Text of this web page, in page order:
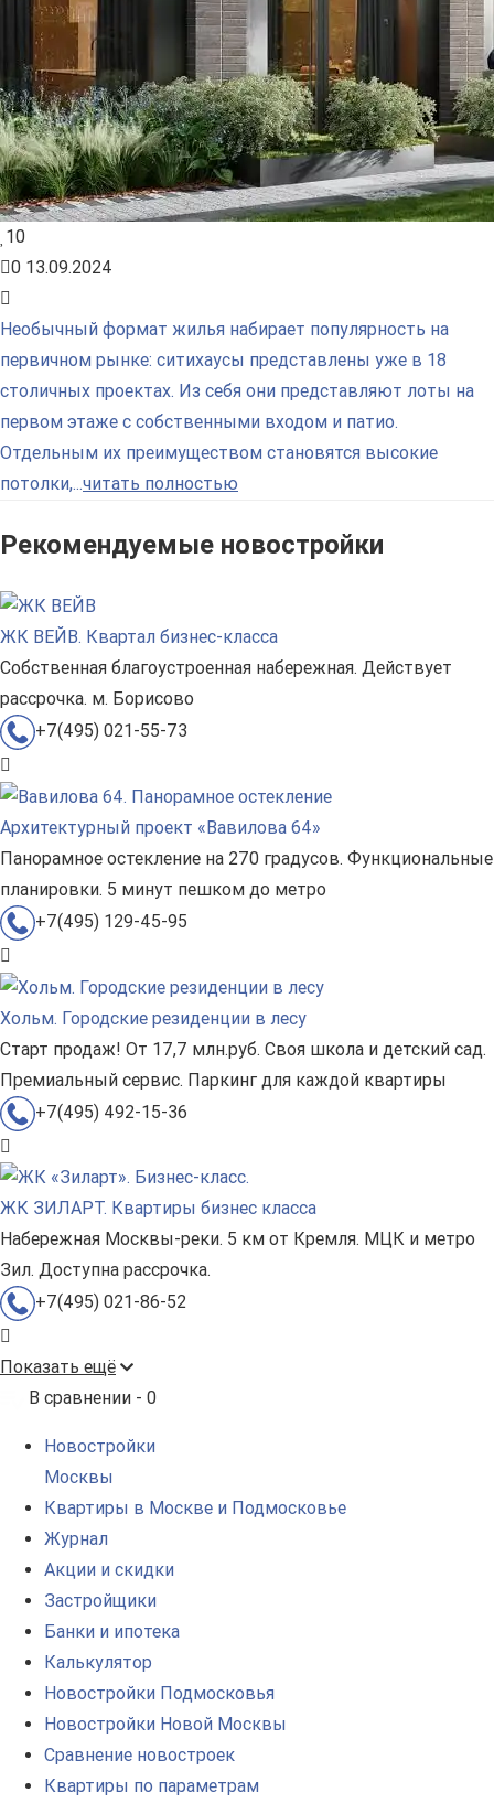
10
0 13.09.2024
Необычный формат жилья набирает популярность на
первичном рынке: ситихаусы представлены уже в 18
столичных проектах. Из себя они представляют лоты на
первом этаже с собственными входом и патио.
Отдельным их преимуществом становятся высокие
потолки,...читать полностью
Рекомендуемые новостройки
ЖК ВЕЙВ. Квартал бизнес-класса
Собственная благоустроенная набережная. Действует
рассрочка. м. Борисово
+7(495) 021-55-73
Архитектурный проект «Вавилова 64»
Панорамное остекление на 270 градусов. Функциональные
планировки. 5 минут пешком до метро
+7(495) 129-45-95
Хольм. Городские резиденции в лесу
Старт продаж! От 17,7 млн.руб. Своя школа и детский сад.
Премиальный сервис. Паркинг для каждой квартиры
+7(495) 492-15-36
ЖК ЗИЛАРТ. Квартиры бизнес класса
Набережная Москвы-реки. 5 км от Кремля. МЦК и метро
Зил. Доступна рассрочка.
+7(495) 021-86-52
Показать ещё
В сравнении - 0
Новостройки
Москвы
Квартиры в Москве и Подмосковье
Журнал
Акции и скидки
Застройщики
Банки и ипотека
Калькулятор
Новостройки Подмосковья
Новостройки Новой Москвы
Сравнение новостроек
Квартиры по параметрам